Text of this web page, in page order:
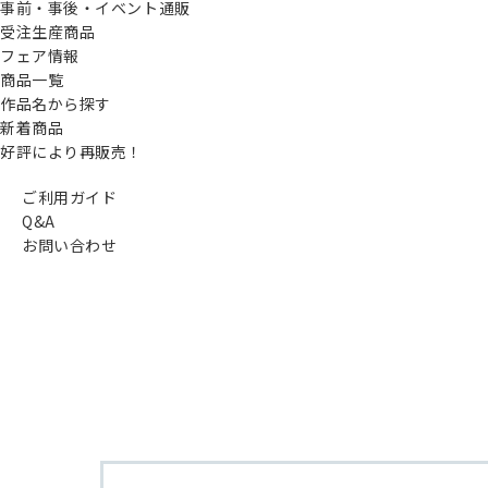
事前・事後・イベント通販
受注生産商品
フェア情報
商品一覧
作品名から探す
新着商品
好評により再販売！
ご利用ガイド
Q&A
お問い合わせ